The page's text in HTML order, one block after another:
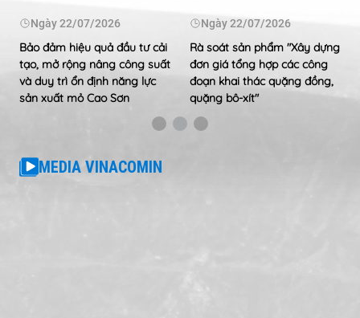
Ngày22/07/2026
Bảo đảm hiệu quả đầu tư cải
tạo, mở rộng nâng công suất
và duy trì ổn định năng lực
sản xuất mỏ Cao Sơn
Ngày22/07/2026
Rà soát sản phẩm "Xây dựng
đơn giá tổng hợp các công
đoạn khai thác quặng đồng,
quặng bô-xít"
MEDIA VINACOMIN